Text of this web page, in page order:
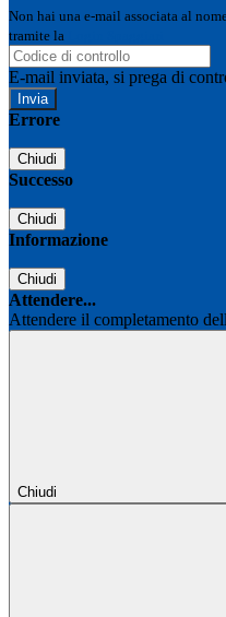
Non hai una e-mail associata al
tramite la
E-mail inviata, si prega di
Errore
Chiudi
Successo
Chiudi
Informazione
Chiudi
Attendere...
Attendere il completamento
Chiudi